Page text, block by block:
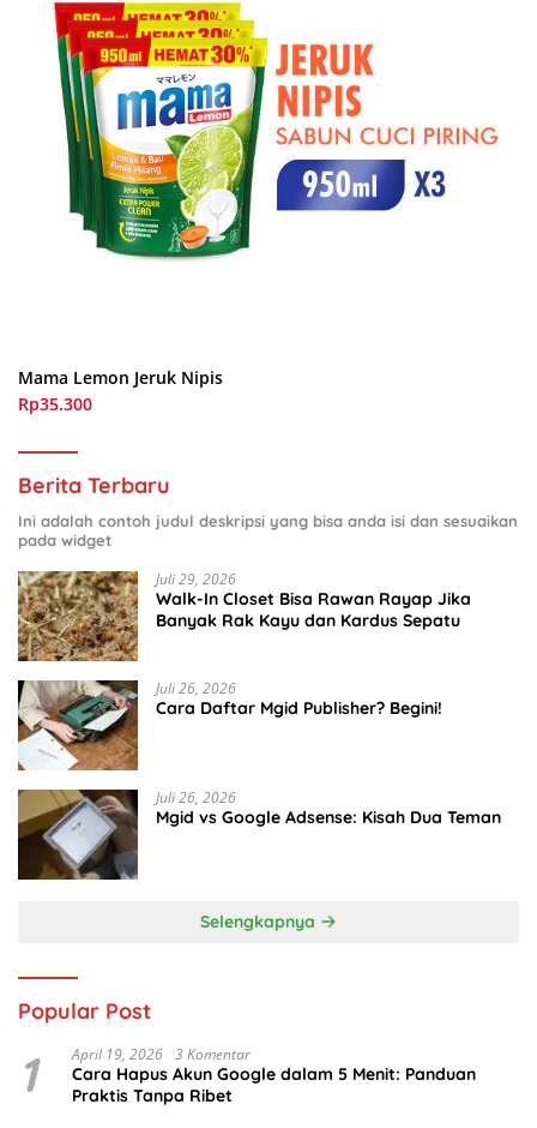
Mama Lemon Jeruk Nipis
Rp35.300
Berita Terbaru
Ini adalah contoh judul deskripsi yang bisa anda isi dan sesuaikan
pada widget
Juli 29, 2026
Walk-In Closet Bisa Rawan Rayap Jika
Banyak Rak Kayu dan Kardus Sepatu
Juli 26, 2026
Cara Daftar Mgid Publisher? Begini!
Juli 26, 2026
Mgid vs Google Adsense: Kisah Dua Teman
Selengkapnya
Popular Post
1 April 19, 2026 3 Komentar
Cara Hapus Akun Google dalam 5 Menit: Panduan
Praktis Tanpa Ribet